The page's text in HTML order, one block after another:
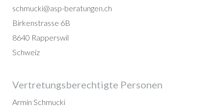
schmucki@asp-beratungen.ch
Birkenstrasse 6B
8640 Rapperswil
Schweiz
Vertretungsberechtigte Personen
Armin Schmucki